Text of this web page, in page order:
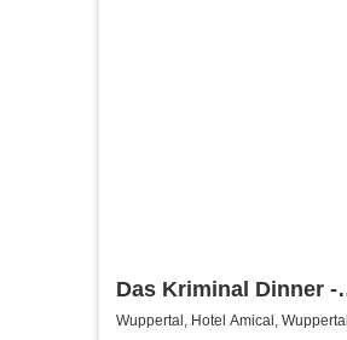
Das Kriminal Dinner -
Sherlock Holmes
Wuppertal, Hotel Amical, Wuppertal